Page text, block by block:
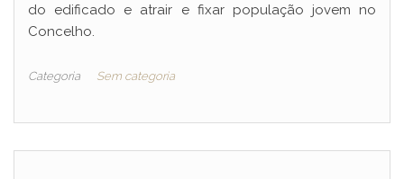
do edificado e atrair e fixar população jovem no
Concelho.
Categoria Sem categoria